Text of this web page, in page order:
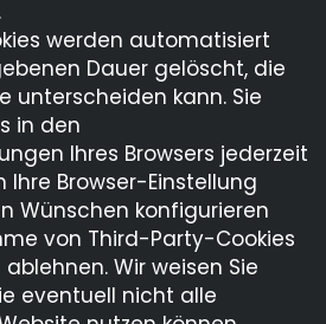
werden automatisiert
Dauer gelöscht, die
unterscheiden kann. Sie
in den
Ihres Browsers jederzeit
Ihre Browser-Einstellung
Wünschen konfigurieren
von Third-Party-Cookies
Wir weisen Sie
eventuell nicht alle